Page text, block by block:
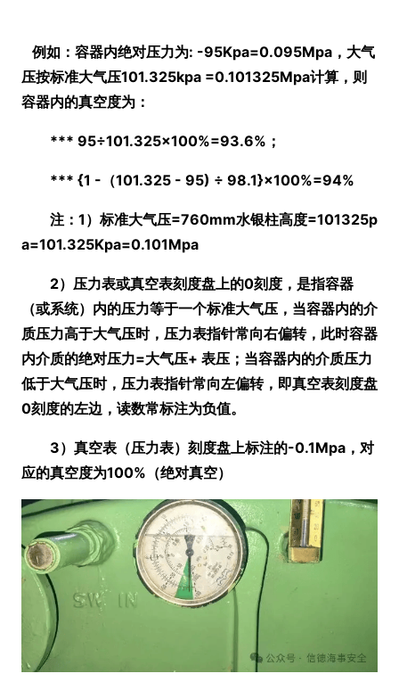
例如：容器内绝对压力为: -95Kpa=0.095Mpa，大气
压按标准大气压101.325kpa =0.101325Mpa计算，则
容器内的真空度为：
*** 95÷101.325×100%=93.6%；
*** {1 - （101.325 - 95) ÷ 98.1}×100%=94%
注：1） 标准大气压=760mm水银柱高度=101325p
a=101.325Kpa=0.101Mpa
2）压力表或真空表刻度盘上的0刻度，是指容器
（或系统） 内的压力等于一个标准大气压，当容器内的介
质压力高于大气压时，压力表指针常向右偏转，此时容器
内介质的绝对压力=大气压+ 表压；当容器内的介质压力
低于大气压时，压力表指针常向左偏转，即真空表刻度盘
0刻度的左边，读数常标注为负值。
3）真空表 （压力表） 刻度盘上标注的-0.1Mpa，对
应的真空度为100% （绝对真空）